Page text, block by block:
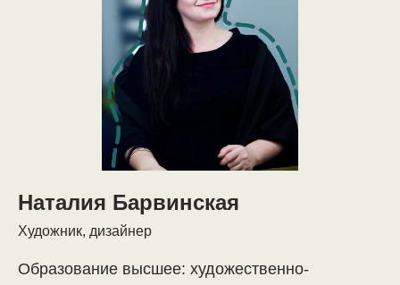
Наталия Барвинская
Художник, дизайнер
Образование высшее: художественно-